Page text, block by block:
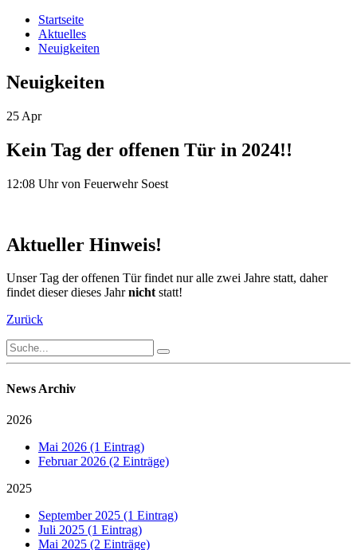
Startseite
Aktuelles
Neuigkeiten
Neuigkeiten
25 Apr
Kein Tag der offenen Tür in 2024!!
12:08 Uhrvon Feuerwehr Soest
Aktueller Hinweis!
Unser Tag der offenen Tür findet nur alle zwei Jahre statt, daher
findet dieser dieses Jahrnichtstatt!
Zurück
News Archiv
2026
Mai 2026 (1 Eintrag)
Februar 2026 (2 Einträge)
2025
September 2025 (1 Eintrag)
Juli 2025 (1 Eintrag)
Mai 2025 (2 Einträge)